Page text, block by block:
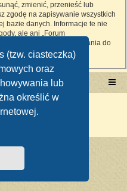
(tzw. ciasteczka)
oraz
lub
określić w
zmienić, przenieść lub
zgodę na zapisywanie wszystkich
bazie danych. Informacje te nie
ale ani „Forum
za włamania do
danych.
forum
phpBB.pl